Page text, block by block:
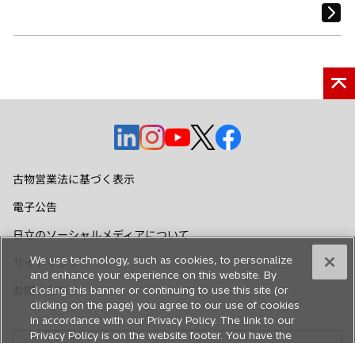
新
し
で
く
新
で
く
新
し
く
新
し
く
新
く
古物営業法に基づく表示
電子公告
日立のソーシャルメディアについて
サイトマップ
お問い合わせ
We use technology, such as cookies, to personalize
and enhance your experience on this website. By
closing this banner or continuing to use this site (or
clicking on the page) you agree to our use of cookies
in accordance with our Privacy Policy. The link to our
Privacy Policy is on the website footer. You have the